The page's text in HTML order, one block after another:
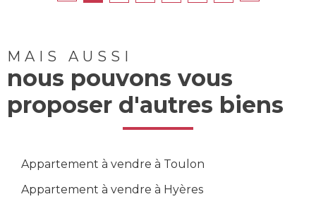
MAIS AUSSI
nous pouvons vous
proposer d'autres biens
Appartement à vendre à Toulon
Appartement à vendre à Hyères